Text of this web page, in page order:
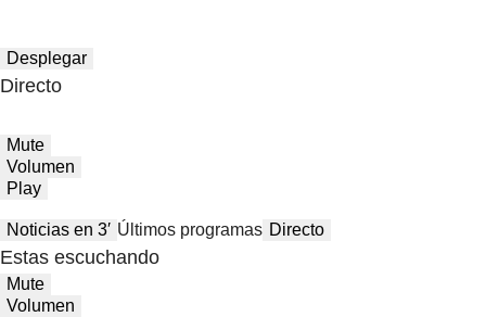
Desplegar
Directo
Mute
Volumen
Play
Noticias en 3′ Últimos programas Directo
Estas escuchando
Mute
Volumen